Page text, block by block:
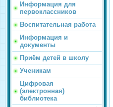
Информация для
первоклассников
Воспитательная работа
Информация и
документы
Приём детей в школу
Ученикам
Цифровая
(электронная)
библиотека